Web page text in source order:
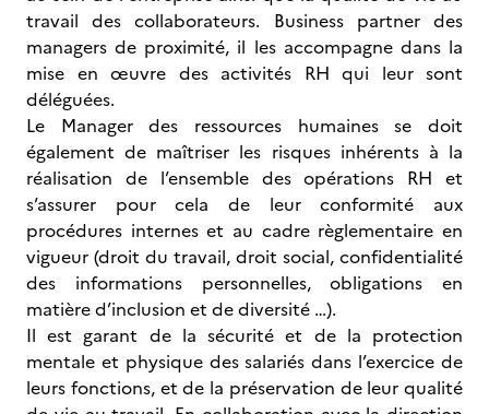
travail des collaborateurs. Business partner des
managers de proximité, il les accompagne dans la
mise en œuvre des activités RH qui leur sont
déléguées.
Le Manager des ressources humaines se doit
également de maîtriser les risques inhérents à la
réalisation de l’ensemble des opérations RH et
s’assurer pour cela de leur conformité aux
procédures internes et au cadre règlementaire en
vigueur (droit du travail, droit social, confidentialité
des informations personnelles, obligations en
matière d’inclusion et de diversité …).
Il est garant de la sécurité et de la protection
mentale et physique des salariés dans l’exercice de
leurs fonctions, et de la préservation de leur qualité